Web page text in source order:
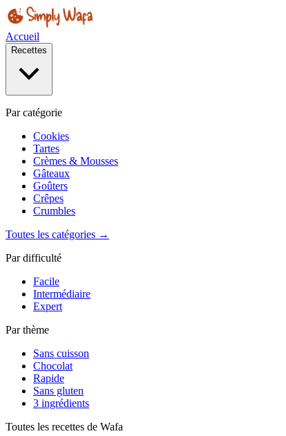
Accueil
Recettes
Par catégorie
Cookies
Tartes
Crèmes & Mousses
Gâteaux
Goûters
Crêpes
Crumbles
Toutes les catégories →
Par difficulté
Facile
Intermédiaire
Expert
Par thème
Sans cuisson
Chocolat
Rapide
Sans gluten
3 ingrédients
Toutes les recettes de Wafa